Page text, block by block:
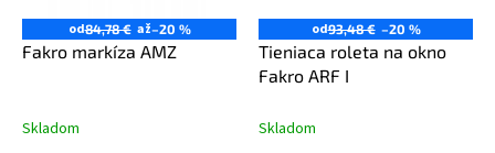
od84,78 € až–20 %
Fakro markíza AMZ
Skladom
od93,48 € –20 %
Tieniaca roleta na okno
Fakro ARF I
Skladom